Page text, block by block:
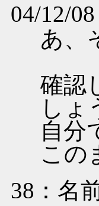
04/12/
あ、
確認
しょ
自分
この
38 ：名